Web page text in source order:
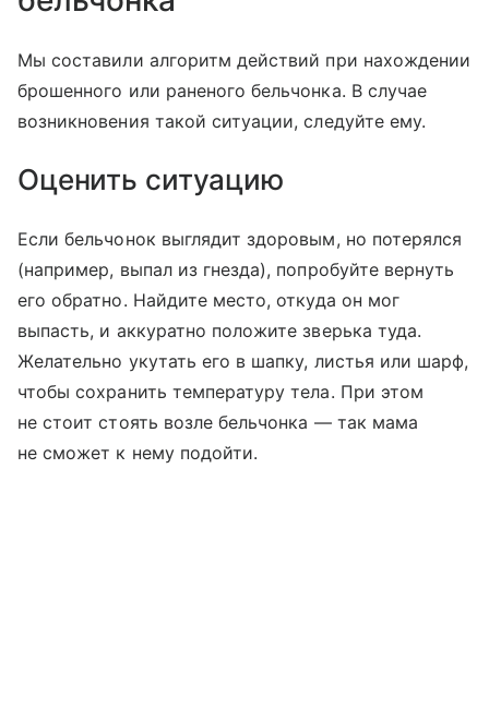
Мы составили алгоритм действий при нахождении
брошенного или раненого бельчонка. В случае
возникновения такой ситуации, следуйте ему.
Оценить ситуацию
Если бельчонок выглядит здоровым, но потерялся
(например, выпал из гнезда), попробуйте вернуть
его обратно. Найдите место, откуда он мог
выпасть, и аккуратно положите зверька туда.
Желательно укутать его в шапку, листья или шарф,
чтобы сохранить температуру тела. При этом
не стоит стоять возле бельчонка — так мама
не сможет к нему подойти.